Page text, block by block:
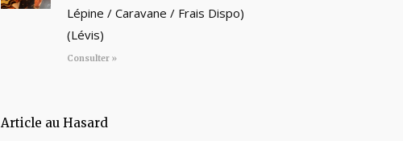
Lépine / Caravane / Frais Dispo)
(Lévis)
Consulter »
Article au Hasard